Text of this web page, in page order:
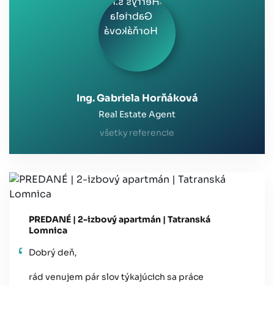
Ing. Gabriela Horňáková
Real Estate Agent
všetky referencie
PREDANÉ | 2-izbový apartmán | Tatranská
Lomnica
Dobrý deň,
rád venujem pár slov týkajúcich sa práce